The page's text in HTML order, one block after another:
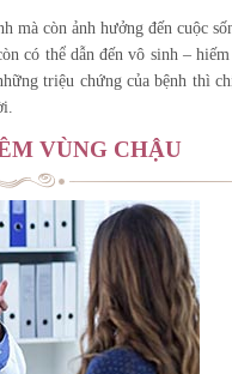
mà còn ảnh hưởng đến cuộc
có thể dẫn đến vô sinh –
triệu chứng của bệnh thì
VÙNG CHẬU